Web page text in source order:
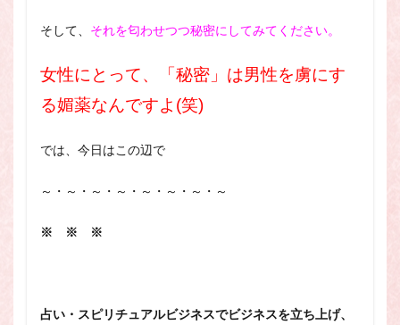
そして、 それを匂わせつつ秘密にしてみてください。
女性にとって、「秘密」は男性を虜にす
る媚薬なんですよ(笑)
では、今日はこの辺で
～・～・～・～・～・～・～・～
※ ※ ※
占い・スピリチュアルビジネスでビジネスを立ち上げ、